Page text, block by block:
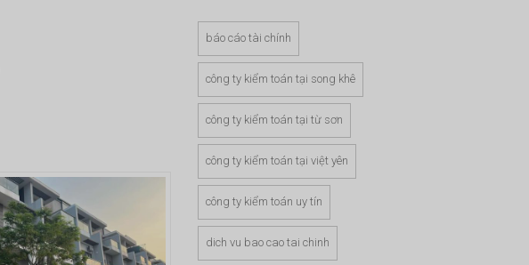
báo cáo tài chính
công ty kiểm toán tại song khê
công ty kiểm toán tại từ sơn
công ty kiểm toán tại việt yên
công ty kiểm toán uy tín
dich vu bao cao tai chinh